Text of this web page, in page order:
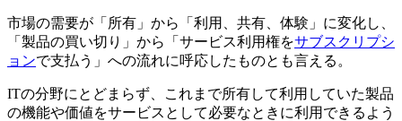
市場の需要が「所有」から「利用、共有、体験」に変化し、
「製品の買い切り」から「サービス利用権をサブスクリプシ
ョンで支払う」への流れに呼応したものとも言える。
ITの分野にとどまらず、これまで所有して利用していた製品
の機能や価値をサービスとして必要なときに利用できるよう